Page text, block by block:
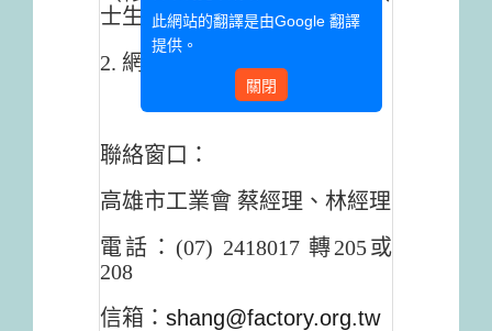
士生不符合資格）
2. 網址：
聯絡窗口：
高雄市工業會 蔡經理、林經理
電話：(07) 2418017 轉205或
208
信箱： shang@factory.org.tw
此網站的翻譯是由Google 翻譯
提供。
關閉